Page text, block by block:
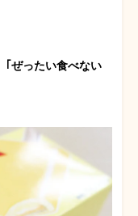
｢ぜったい食べない